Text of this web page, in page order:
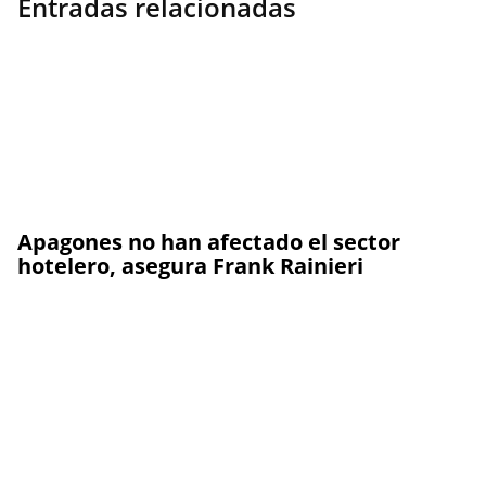
Entradas relacionadas
Apagones no han afectado el sector
hotelero, asegura Frank Rainieri